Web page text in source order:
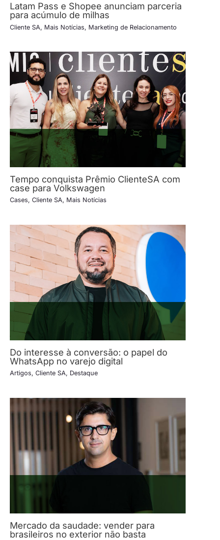
Latam Pass e Shopee anunciam parceria
para acúmulo de milhas
Cliente SA, Mais Notícias, Marketing de Relacionamento
Tempo conquista Prêmio ClienteSA com
case para Volkswagen
Cases, Cliente SA, Mais Notícias
Do interesse à conversão: o papel do
WhatsApp no varejo digital
Artigos, Cliente SA, Destaque
Mercado da saudade: vender para
brasileiros no exterior não basta